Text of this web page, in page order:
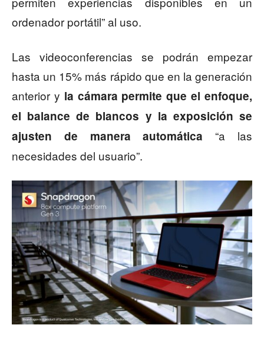
ordenador portátil” al uso.
Las videoconferencias se podrán empezar
hasta un 15% más rápido que en la generación
anterior y la cámara permite que el enfoque,
el balance de blancos y la exposición se
ajusten de manera automática “a las
necesidades del usuario”.